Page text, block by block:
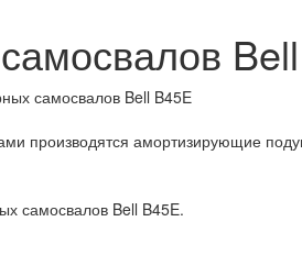
самосвалов Bell B45E
производятся амортизирующие
самосвалов Bell B45E.